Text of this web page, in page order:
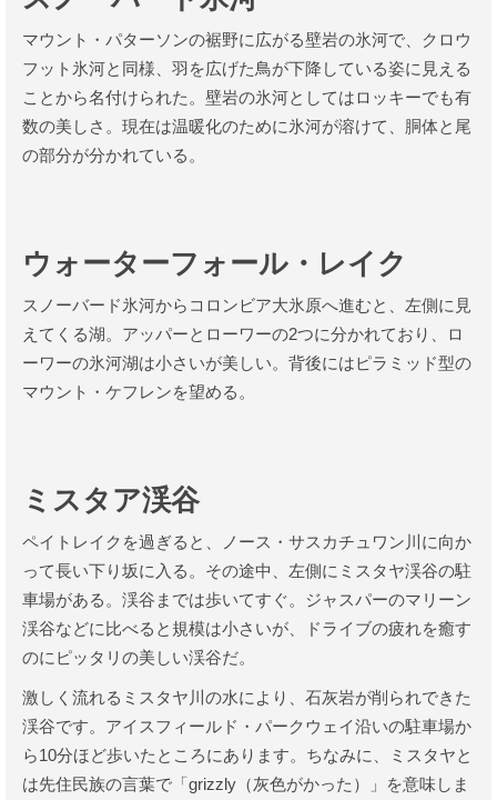
マウント・パターソンの裾野に広がる壁岩の氷河で、クロウ
フット氷河と同様、羽を広げた鳥が下降している姿に見える
ことから名付けられた。壁岩の氷河としてはロッキーでも有
数の美しさ。現在は温暖化のために氷河が溶けて、胴体と尾
の部分が分かれている。
ウォーターフォール・レイク
スノーバード氷河からコロンビア大氷原へ進むと、左側に見
えてくる湖。アッパーとローワーの2つに分かれており、ロ
ーワーの氷河湖は小さいが美しい。背後にはピラミッド型の
マウント・ケフレンを望める。
ミスタア渓谷
ペイトレイクを過ぎると、ノース・サスカチュワン川に向か
って長い下り坂に入る。その途中、左側にミスタヤ渓谷の駐
車場がある。渓谷までは歩いてすぐ。ジャスパーのマリーン
渓谷などに比べると規模は小さいが、ドライブの疲れを癒す
のにピッタリの美しい渓谷だ。
激しく流れるミスタヤ川の水により、石灰岩が削られできた
渓谷です。アイスフィールド・パークウェイ沿いの駐車場か
ら10分ほど歩いたところにあります。ちなみに、ミスタヤと
は先住民族の言葉で「grizzly（灰色がかった）」を意味しま